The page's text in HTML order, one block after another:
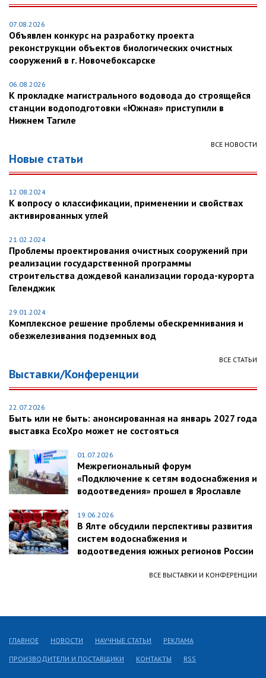
07.08.2026
Объявлен конкурс на разработку проекта
реконструкции объектов биологических очистных
сооружений в г. Новочебоксарске
06.08.2026
К прокладке магистрального водовода до строящейся
станции водоподготовки «Южная» приступили в
Нижнем Тагиле
ВСЕ НОВОСТИ
Новые статьи
12.08.2024
К вопросу о классификации, применении и свойствах
активированных углей
21.02.2024
Проблемы проектирования очистных сооружений при
реализации государственной программы
строительства дождевой канализации города-курорта
Геленджик
29.01.2024
Комплексное решение проблемы обескремнивания и
обезжелезивания подземных вод
ВСЕ СТАТЬИ
Выставки/Конференции
22.07.2026
Быть или не быть: анонсированная на январь 2027 года
выставка EcoXpo может не состояться
01.07.2026
Межрегиональный форум
«Подключение к сетям водоснабжения и
водоотведения» прошел в Ярославле
19.06.2026
В Ялте обсудили перспективы развития
систем водоснабжения и
водоотведения южных регионов России
ВСЕ ВЫСТАВКИ И КОНФЕРЕНЦИИ
ГЛАВНОЕ НОВОСТИ НАУЧНЫЕ СТАТЬИ РЕКЛАМА
ПРОИЗВОДИТЕЛИ И ПОСТАВЩИКИ КОНТАКТЫ RSS